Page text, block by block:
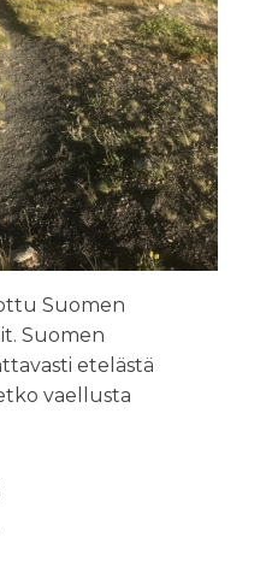
Suomen
Suomen
etelästä
vaellusta